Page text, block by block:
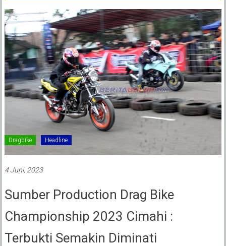
Dragbike Headline
4 Juni, 2023
Sumber Production Drag Bike
Championship 2023 Cimahi :
Terbukti Semakin Diminati